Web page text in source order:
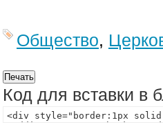
Общество,
Код для вставки в